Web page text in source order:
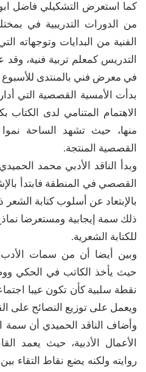
كما استعرض التشكيلي فاضل
من الدورات التدريبية في
الفنية من البدايات وتوجهاته
التدريس كمعلم تربية فنية،
في معرض فني بالمنتدى للأسبوع
بدأت الأمسية القصصية التي
الاهتمام المتنامي لدى
منها، حيث تشهد الساحة
القصصية المنتجة.
وبدأ الناقد الأدبي محمد
القصصي في المنطقة فابتدأ
بالإبتعاد عن أسلوب كتابة الشعر
ذلك سمة إيجابية ومستعرضا
للكتابة الشعرية.
وبين أيضا أن من سمات
حيث يأخذ الكاتب في الحكي
نقطة سلبية كأن تكون عيبا
ويعمل على توزيع النصائح على
وأضاف الناقد الحميدي أن سمة
الأعمال الأدبية، حيث يعمد
روايته ولكنه يضع نقاط التقاء